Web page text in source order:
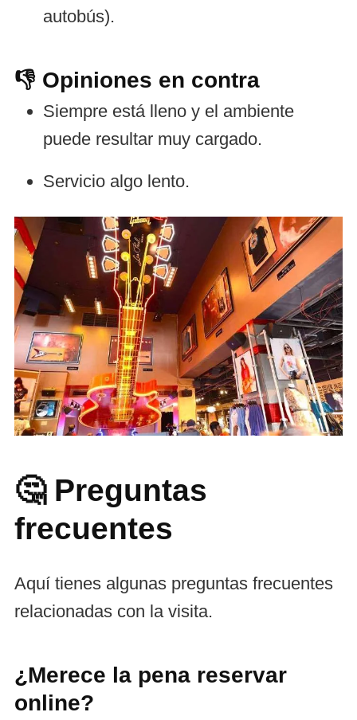
autobús).
👎 Opiniones en contra
Siempre está lleno y el ambiente
puede resultar muy cargado.
Servicio algo lento.
🤔 Preguntas
frecuentes
Aquí tienes algunas preguntas frecuentes
relacionadas con la visita.
¿Merece la pena reservar
online?